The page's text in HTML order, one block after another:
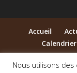
Accueil
Calendrier
Qui
Nous utilisons des